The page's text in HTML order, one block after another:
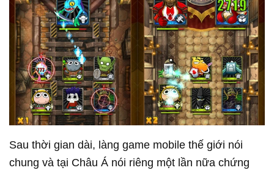
Sau thời gian dài, làng game mobile thế giới nói
chung và tại Châu Á nói riêng một lần nữa chứng